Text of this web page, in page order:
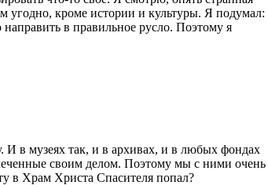
угодно, кроме истории и культуры. Я подумал:
в правильное русло. Поэтому я
И в музеях так, и в архивах, и в любых фондах
своим делом. Поэтому мы с ними очень
в Храм Христа Спасителя попал?